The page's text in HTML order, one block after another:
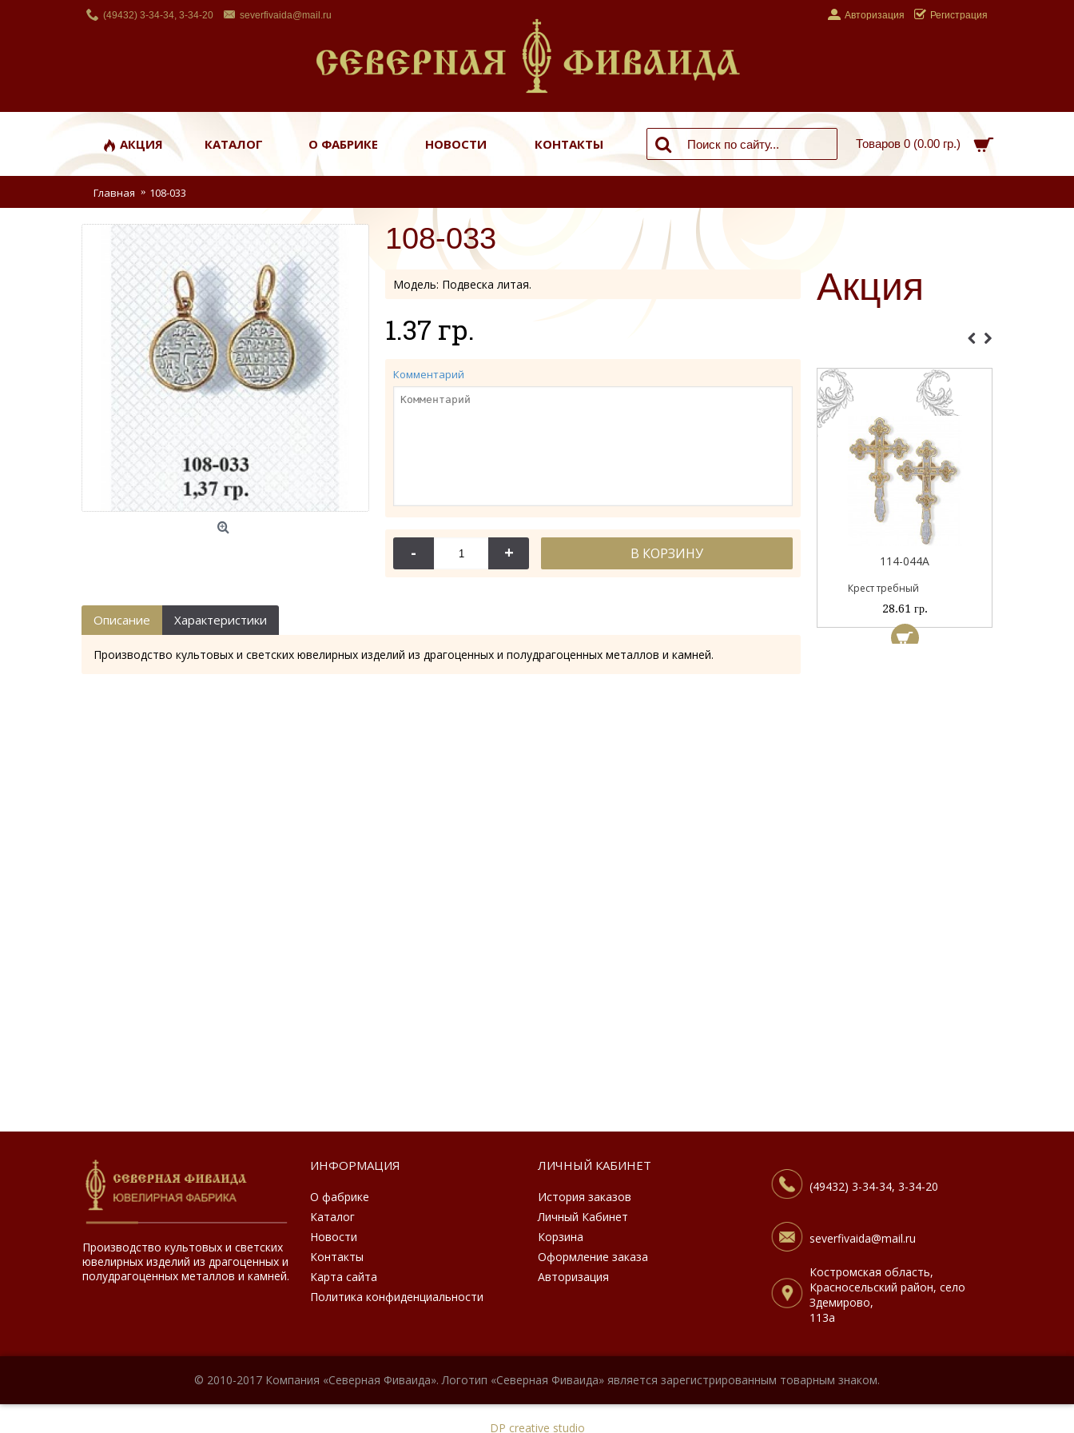
(49432) 3-34-34, 3-34-20 severfivaida@mail.ru Авторизация Регистрация
АКЦИЯ КАТАЛОГ О ФАБРИКЕ НОВОСТИ КОНТАКТЫ Товаров 0 (0.00 гр.)
Главная 108-033
Акция
114-044 114-044А
Крест требный
28.61 гр.
108-033
Модель: Подвеска литая.
1.37 гр.
Комментарий
- + В КОРЗИНУ
Описание Характеристики
Производство культовых и светских ювелирных изделий из драгоценных и полудрагоценных металлов и камней.
Производство культовых и светских
ювелирных изделий из драгоценных и
полудрагоценных металлов и камней.
ИНФОРМАЦИЯ
О фабрике
Каталог
Новости
Контакты
Карта сайта
Политика конфиденциальности
ЛИЧНЫЙ КАБИНЕТ
История заказов
Личный Кабинет
Корзина
Оформление заказа
Авторизация
(49432) 3-34-34, 3-34-20
severfivaida@mail.ru
Костромская область,
Красносельский район, село
Здемирово,
113а
© 2010-2017 Компания «Северная Фиваида». Логотип «Северная Фиваида» является зарегистрированным товарным знаком.
DP creative studio